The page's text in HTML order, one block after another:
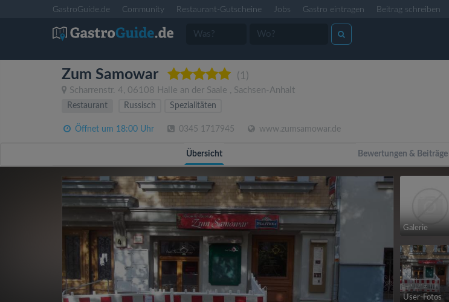
GastroGuide.de Community Restaurant-Gutscheine Jobs Gastro eintragen Beitrag schreiben
Zum Samowar (1)
Scharrenstr. 4, 06108 Halle an der Saale , Sachsen-Anhalt
Restaurant
Russisch Spezialitäten
Öffnet um 18:00 Uhr 0345 1717945 www.zumsamowar.de
Übersicht Bewertungen & Beiträge
Galerie
User-Fotos